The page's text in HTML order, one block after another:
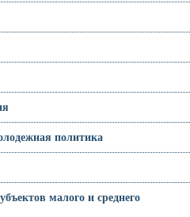
политика
малого и среднего